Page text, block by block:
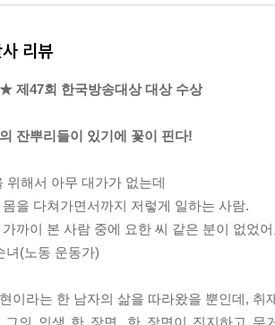
지시를 어기는 바람에 폭행을 당하다 숨졌
수 있는 중대한 사안이었습니다.
대신해 경찰이 휘두르는 진압봉에 맞기도
요한에게 도와주는 것도 좋지만 자신의
며 조용히 웃곤 했다 합니다.
들겨 맞는 일을 자처하다」 중에서
화점 참사 현장에서 생명을 구하기 위해
리뷰
47회 한국방송대상 대상 수상
잔뿌리들이 있기에 꽃이 핀다!
위해서 아무 대가가 없는데
몸을 다쳐가면서까지 저렇게 일하는 사람.
까이 본 사람 중에 요한 씨 같은 분이 없었어
녀(노동 운동가)
이라는 한 남자의 삶을 따라왔을 뿐인데,